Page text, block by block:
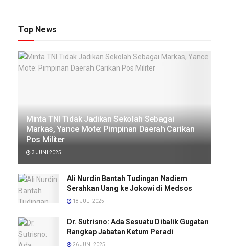
Top News
Minta TNI Tidak Jadikan Sekolah Sebagai
Markas, Yance Mote: Pimpinan Daerah Carikan
Pos Militer
3 JUNI 2025
Ali Nurdin Bantah Tudingan Nadiem
Serahkan Uang ke Jokowi di Medsos
18 JULI 2025
Dr. Sutrisno: Ada Sesuatu Dibalik Gugatan
Rangkap Jabatan Ketum Peradi
26 JUNI 2025